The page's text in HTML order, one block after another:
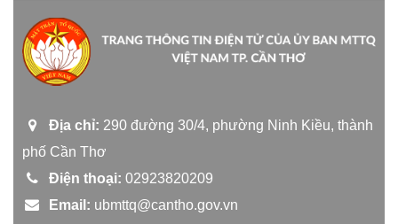
Địa chỉ: 290 đường 30/4, phường Ninh Kiều, thành
phố Cần Thơ
Điện thoại: 02923820209
Email: ubmttq@cantho.gov.vn